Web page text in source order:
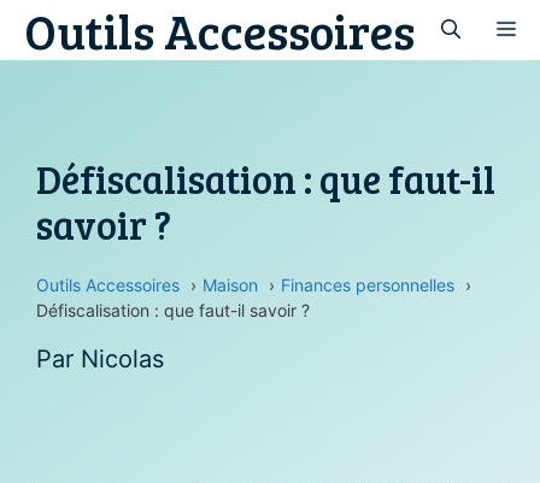
AllerOutils Accessoires
Défiscalisation : que faut-il
savoir ?
Outils Accessoires Maison
Finances personnelles
Défiscalisation : que faut-il savoir ?
Par Nicolas